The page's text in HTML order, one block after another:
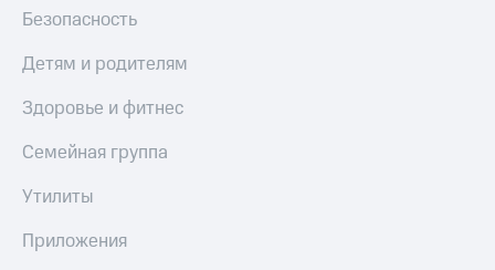
Безопасность
Детям и родителям
Здоровье и фитнес
Семейная группа
Утилиты
Приложения